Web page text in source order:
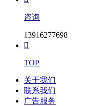
咨询
13916277698

TOP
关于我们
联系我们
广告服务